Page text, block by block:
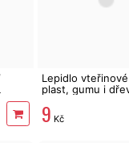
Lepidlo
plast, gumu i
9 Kč